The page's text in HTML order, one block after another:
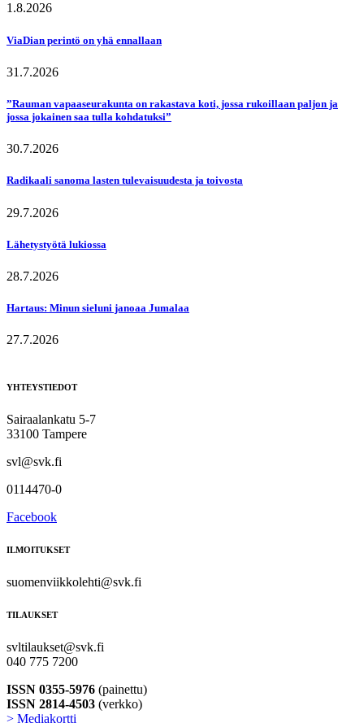
1.8.2026
ViaDian perintö on yhä ennallaan
31.7.2026
”Rauman vapaaseurakunta on rakastava koti, jossa rukoillaan paljon ja
jossa jokainen saa tulla kohdatuksi”
30.7.2026
Radikaali sanoma lasten tulevaisuudesta ja toivosta
29.7.2026
Lähetystyötä lukiossa
28.7.2026
Hartaus: Minun sieluni janoaa Jumalaa
27.7.2026
YHTEYSTIEDOT
Sairaalankatu 5-7
33100 Tampere
svl@svk.fi
0114470-0
Facebook
ILMOITUKSET
suomenviikkolehti@svk.fi
TILAUKSET
svltilaukset@svk.fi
040 775 7200
ISSN 0355-5976 (painettu)
ISSN 2814-4503 (verkko)
> Mediakortti